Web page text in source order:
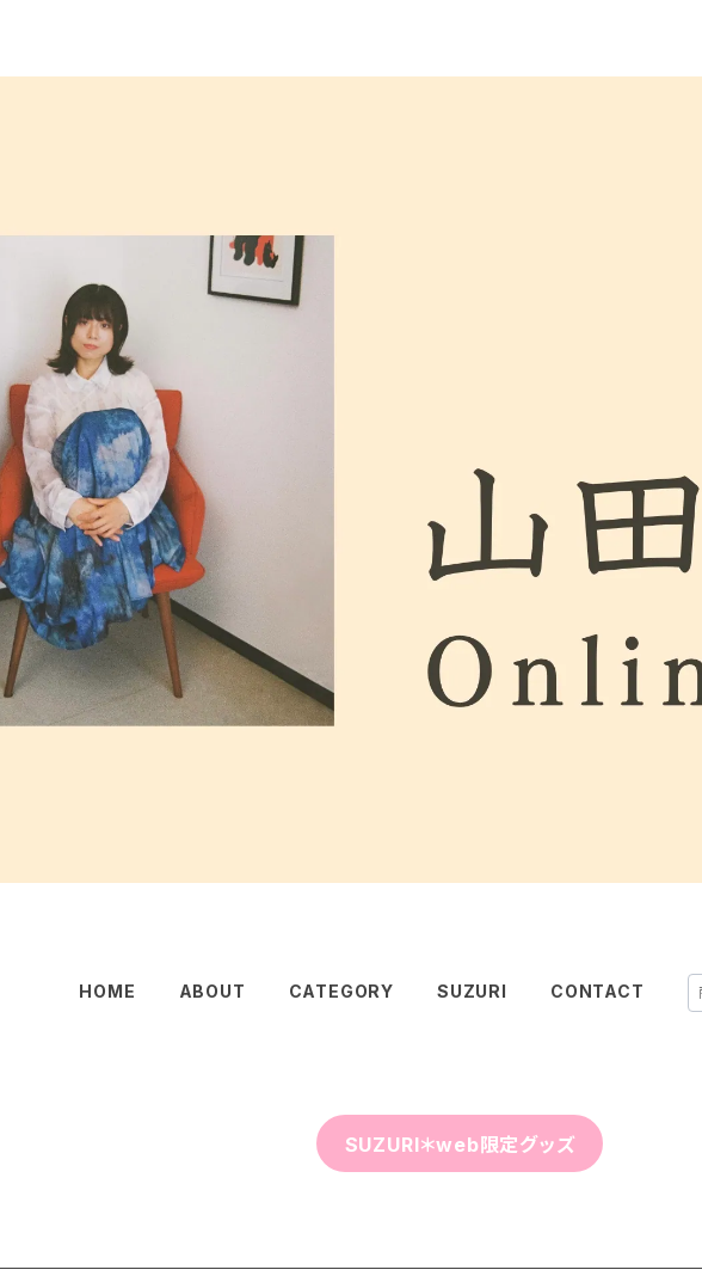
HOME ABOUT CATEGORY SUZURI CONTACT
SUZURI＊web限定グッズ